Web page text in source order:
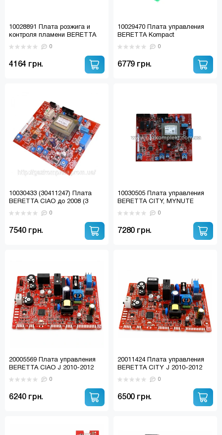
10028891 Плата розжига и
контроля пламени BERETTA
SUPER EXCLUSIVE R10028891
0
4164 грн.
10029470 Плата управления
BERETTA Kompact
0
6779 грн.
10030433 (30411247) Плата
BERETTA CIAO до 2008 (3
ручки упр.) R10030433
0
7540 грн.
10030505 Плата управления
BERETTA CITY, MYNUTE
(30414680) R10030505
0
7280 грн.
20005569 Плата управления
BERETTA CIAO J 2010-2012
без ЖК R20005569
0
6240 грн.
20011424 Плата управления
BERETTA CITY J 2010-2012
0
6500 грн.